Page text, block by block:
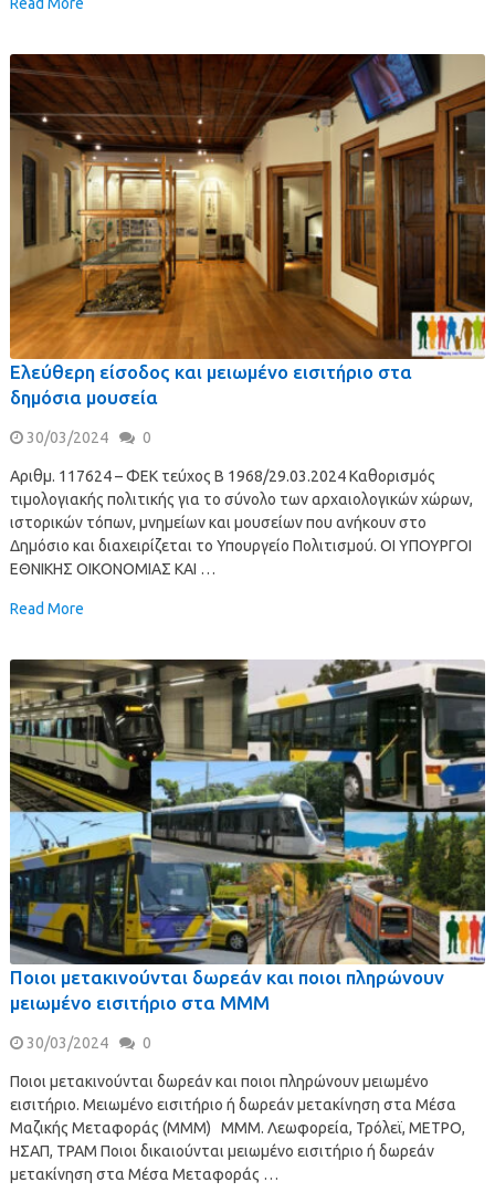
Ελεύθερη είσοδος και μειωμένο εισιτήριο στα
δημόσια μουσεία
30/03/2024 0
Αριθμ. 117624 – ΦΕΚ τεύχος Β 1968/29.03.2024 Καθορισμός
τιμολογιακής πολιτικής για το σύνολο των αρχαιολογικών χώρων,
ιστορικών τόπων, μνημείων και μουσείων που ανήκουν στο
Δημόσιο και διαχειρίζεται το Υπουργείο Πολιτισμού. ΟΙ ΥΠΟΥΡΓΟΙ
ΕΘΝΙΚΗΣ ΟΙΚΟΝΟΜΙΑΣ ΚΑΙ …
Read More
Ποιοι μετακινούνται δωρεάν και ποιοι πληρώνουν
μειωμένο εισιτήριο στα ΜΜΜ
30/03/2024 0
Ποιοι μετακινούνται δωρεάν και ποιοι πληρώνουν μειωμένο
εισιτήριο. Μειωμένο εισιτήριο ή δωρεάν μετακίνηση στα Μέσα
Μαζικής Μεταφοράς (ΜΜΜ) ΜΜΜ. Λεωφορεία, Τρόλεϊ, ΜΕΤΡΟ,
ΗΣΑΠ, ΤΡΑΜ Ποιοι δικαιούνται μειωμένο εισιτήριο ή δωρεάν
μετακίνηση στα Μέσα Μεταφοράς …